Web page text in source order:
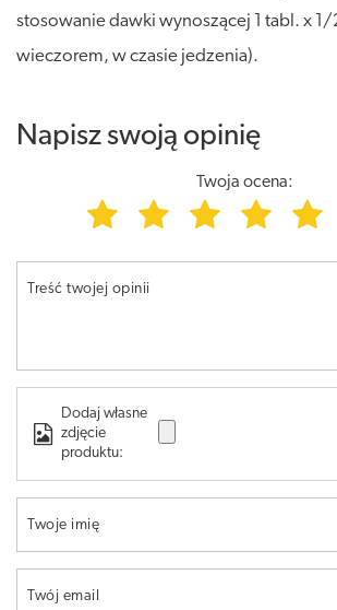
stosowanie dawki wynoszącej 1 tabl. x
wieczorem, w czasie jedzenia).
Napisz swoją opinię
Twoja ocena:
Treść twojej opinii
Dodaj własne
zdjęcie
produktu:
Twoje imię
Twój email